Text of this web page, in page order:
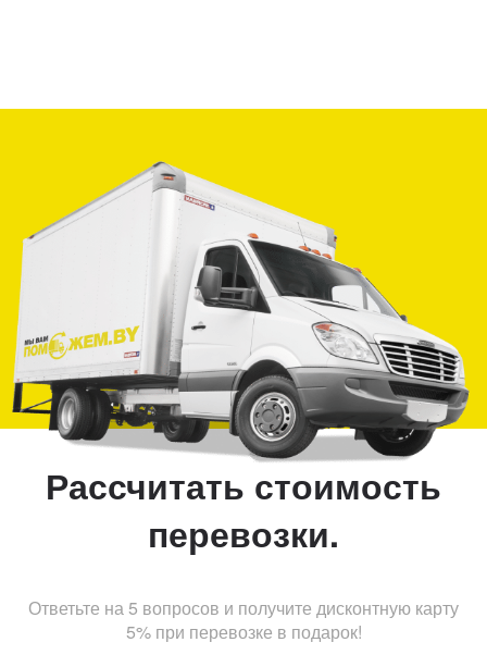
Рассчитать стоимость
перевозки.
Ответьте на 5 вопросов и получите дисконтную карту
5% при перевозке в подарок!